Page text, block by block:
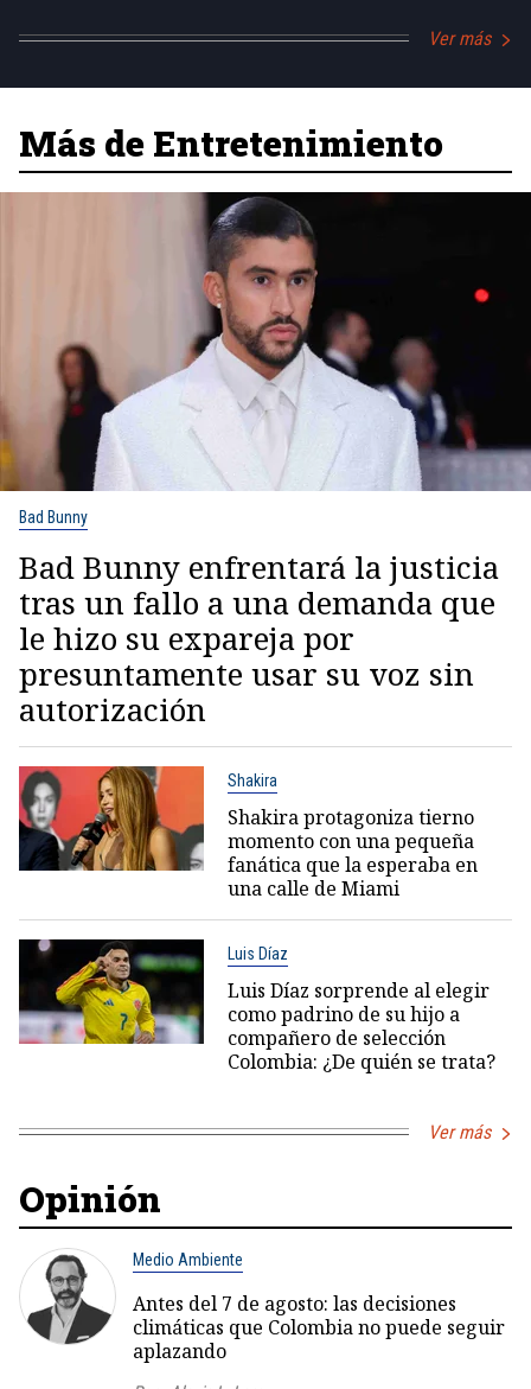
Ver más
Más de Entretenimiento
Bad Bunny
Bad Bunny enfrentará la justicia
tras un fallo a una demanda que
le hizo su expareja por
presuntamente usar su voz sin
autorización
Shakira
Shakira protagoniza tierno
momento con una pequeña
fanática que la esperaba en
una calle de Miami
Luis Díaz
Luis Díaz sorprende al elegir
como padrino de su hijo a
compañero de selección
Colombia: ¿De quién se trata?
Ver más
Opinión
Medio Ambiente
Antes del 7 de agosto: las decisiones
climáticas que Colombia no puede seguir
aplazando